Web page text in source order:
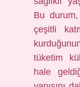
Bu durum,
çeşitli
tüketim
hale